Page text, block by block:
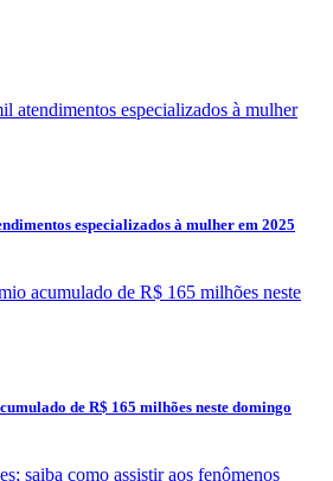
especializados à mulher em 2025
de R$ 165 milhões neste domingo